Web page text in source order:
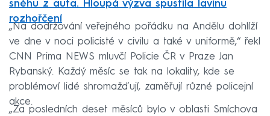
sněhu z auta. Hloupá výzva spustila lavinu
rozhořčení
„Na dodržování veřejného pořádku na Andělu dohlíží
ve dne v noci policisté v civilu a také v uniformě,“ řekl
CNN Prima NEWS mluvčí Policie ČR v Praze Jan
Rybanský. Každý měsíc se tak na lokality, kde se
problémoví lidé shromažďují, zaměřují různé policejní
akce.
„Za posledních deset měsíců bylo v oblasti Smíchova